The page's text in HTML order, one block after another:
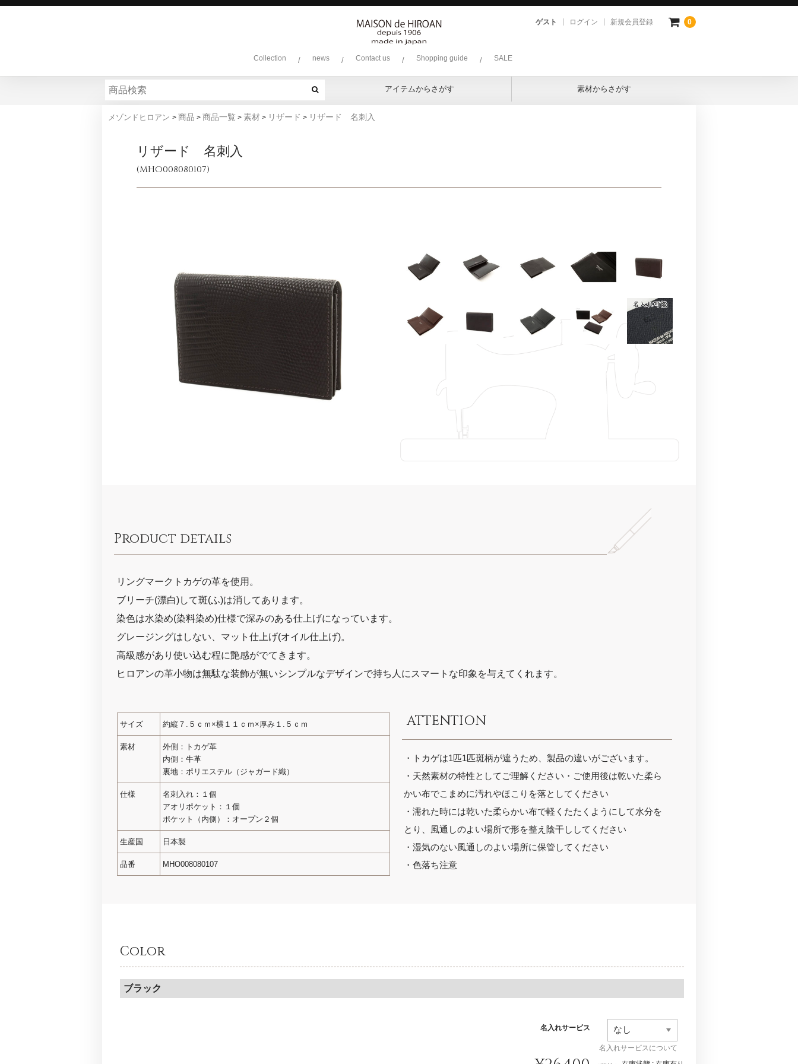
ゲスト ログイン 新規会員登録 0
Collection / news / Contact us / Shopping guide / SALE
アイテムからさがす
ファスナー付き束入
純束
通しマチ束入
小銭入付札入
純札
コンパクト
L字ファスナー
ラウンド
小銭入れ
名刺入れ
キーケース
素材からさがす
メゾンドヒロアン > 商品 > 商品一覧 > 素材 > リザード > リザード 名刺入
リザード 名刺入
(MHO008080107)
Product details
リングマークトカゲの革を使用。
ブリーチ(漂白)して斑(ふ)は消してあります。
染色は水染め(染料染め)仕様で深みのある仕上げになっています。
グレージングはしない、マット仕上げ(オイル仕上げ)。
高級感があり使い込む程に艶感がでてきます。
ヒロアンの革小物は無駄な装飾が無いシンプルなデザインで持ち人にスマートな印象を与えてくれます。
サイズ 約縦７.５ｃｍ×横１１ｃｍ×厚み１.５ｃｍ
素材
外側：トカゲ革
内側：牛革
裏地：ポリエステル（ジャガード織）
仕様
名刺入れ：１個
アオリポケット：１個
ポケット（内側）：オープン２個
生産国 日本製
品番 MHO008080107
ATTENTION
・トカゲは1匹1匹斑柄が違うため、製品の違いがございます。
・天然素材の特性としてご理解ください・ご使用後は乾いた柔ら
かい布でこまめに汚れやほこりを落としてください
・濡れた時には乾いた柔らかい布で軽くたたくようにして水分を
とり、風通しのよい場所で形を整え陰干ししてください
・湿気のない風通しのよい場所に保管してください
・色落ち注意
Color
ブラック
名入れサービス
名入れサービスについて